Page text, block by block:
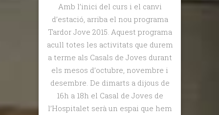
Amb l’inici del curs i el canvi
d’estació, arriba el nou programa
Tardor Jove 2015. Aquest programa
acull totes les activitats que durem
a terme als Casals de Joves durant
els mesos d’octubre, novembre i
desembre. De dimarts a dijous de
16h a 18h el Casal de Joves de
l’Hospitalet serà un espai que hem